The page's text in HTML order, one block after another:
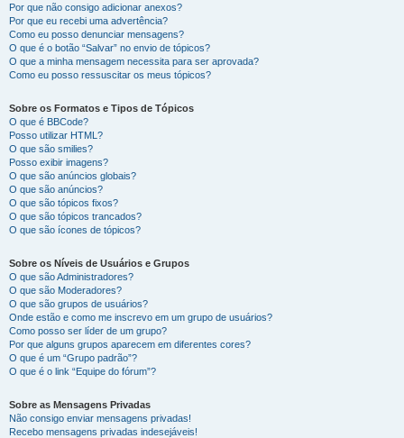
Por que não consigo adicionar anexos?
Por que eu recebi uma advertência?
Como eu posso denunciar mensagens?
O que é o botão “Salvar” no envio de tópicos?
O que a minha mensagem necessita para ser aprovada?
Como eu posso ressuscitar os meus tópicos?
Sobre os Formatos e Tipos de Tópicos
O que é BBCode?
Posso utilizar HTML?
O que são smilies?
Posso exibir imagens?
O que são anúncios globais?
O que são anúncios?
O que são tópicos fixos?
O que são tópicos trancados?
O que são ícones de tópicos?
Sobre os Níveis de Usuários e Grupos
O que são Administradores?
O que são Moderadores?
O que são grupos de usuários?
Onde estão e como me inscrevo em um grupo de usuários?
Como posso ser líder de um grupo?
Por que alguns grupos aparecem em diferentes cores?
O que é um “Grupo padrão”?
O que é o link “Equipe do fórum”?
Sobre as Mensagens Privadas
Não consigo enviar mensagens privadas!
Recebo mensagens privadas indesejáveis!